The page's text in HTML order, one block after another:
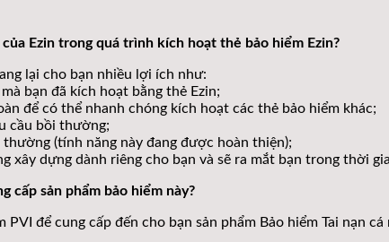
Ezin trong quá trình kích hoạt thẻ bảo hiểm Ezin?
lại cho bạn nhiều lợi ích như:
bạn đã kích hoạt bằng thẻ Ezin;
để có thể nhanh chóng kích hoạt các thẻ bảo hiểm khác;
cầu bồi thường;
(tính năng này đang được hoàn thiện);
xây dựng dành riêng cho bạn và sẽ ra mắt bạn trong thời
cấp sản phẩm bảo hiểm này?
PVI để cung cấp đến cho bạn sản phẩm Bảo hiểm Tai nạn